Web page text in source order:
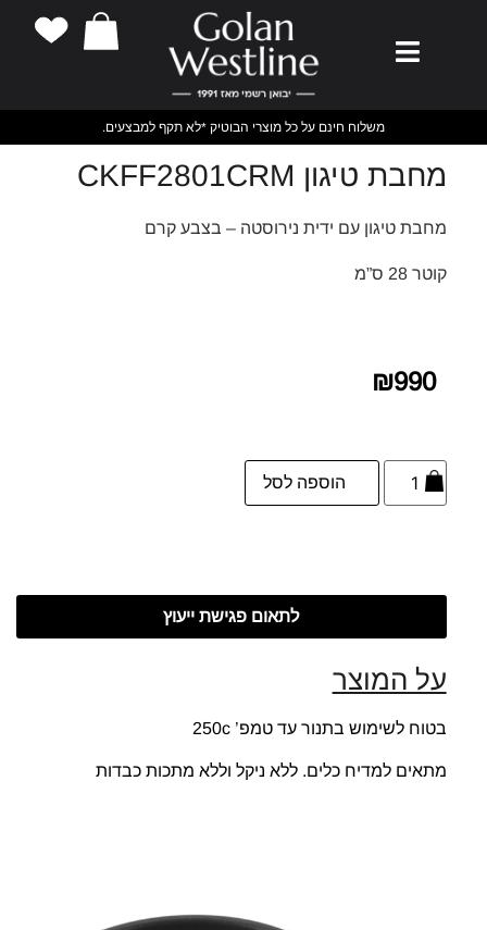
משלוח חינם על כל מוצרי הבוטיק *לא תקף למבצעים.
מחבת טיגון CKFF2801CRM
מחבת טיגון עם ידית נירוסטה – בצבע קרם
קוטר 28 ס”מ
₪990
הוספה לסל
לתאום פגישת ייעוץ
על המוצר
בטוח לשימוש בתנור עד טמפ’ 250c
מתאים למדיח כלים. ללא ניקל וללא מתכות כבדות